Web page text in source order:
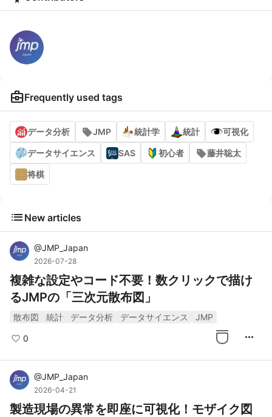
business_centerFrequently used tags
データ分析 JMP 統計学 統計 可視化
データサイエンス SAS 初心者 藤井聡太
将棋
list New articles
@JMP_Japan
2026-07-28
複雑な設定やコード不要！数クリックで描け
るJMPの「三次元散布図」
散布図 統計 データ分析 データサイエンス JMP
0 more_horiz
@JMP_Japan
2026-04-21
製造現場の異常を即座に可視化！モザイク図